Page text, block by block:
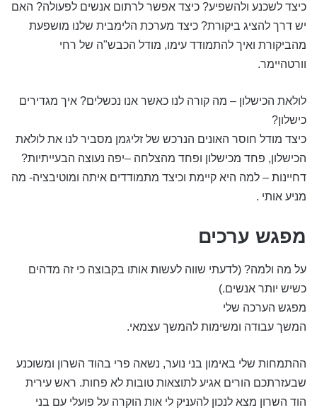
כיצד לשכנע ולהשפיע? כיצד אפשר לרתום אנשים לפעולה? האם
יש דרך להציג ביקורת? כיצד מערכת הלימבית שלנו מושפעת
מהביקורת ואיך להתמודד עימו, מודל הכבש"ה של רחי
וורטהיימר.
לולאת הכישלון – מה קורה לנו כאשר אנו נכשלים? איך מגדירים
כישלון?
כיצד מודל חוסר האונים הנרכש של זליגמן מסביר לנו את לולאת
הכישלון, פחד מכישלון ופחד מהצלחה –יפה נעוצה הבעייתיות?
דחיינות – למה היא קיימת וכיצד מתמודדים איתה ומוטיבציה- מה
מניע אותי .
מפגש ערכים
על מה ולמה? (לדעתי שווה לעשות אותו בקבוצה כי זה מדהים
כשיש יותר אנשים.)
מפגש הערכה שלי
המשך עבודה ומשימות להמשך עצמאי.
ההתמחות שלי באימון בני נוער, נשאה פרי בהוד השרון ומשוכנע
שבעזרתכם הורים אגיע לתוצאות טובות לא פחות. ראש עירית
הוד השרון מצא לנכון להעניק לי אות הוקרה על פועלי עם בני